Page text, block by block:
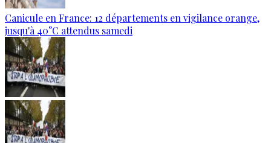
Canicule en France: 12 départements en vigilance orange,
jusqu'à 40°C attendus samedi